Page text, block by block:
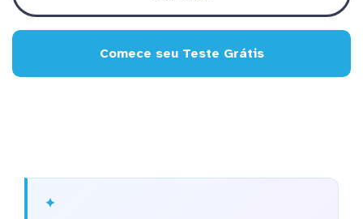
Comece seu Teste Grátis